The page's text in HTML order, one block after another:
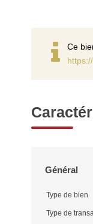
Ce
Général
Type de bien
Type de